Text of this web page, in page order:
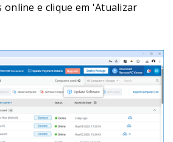
online e clique em 'Atualizar